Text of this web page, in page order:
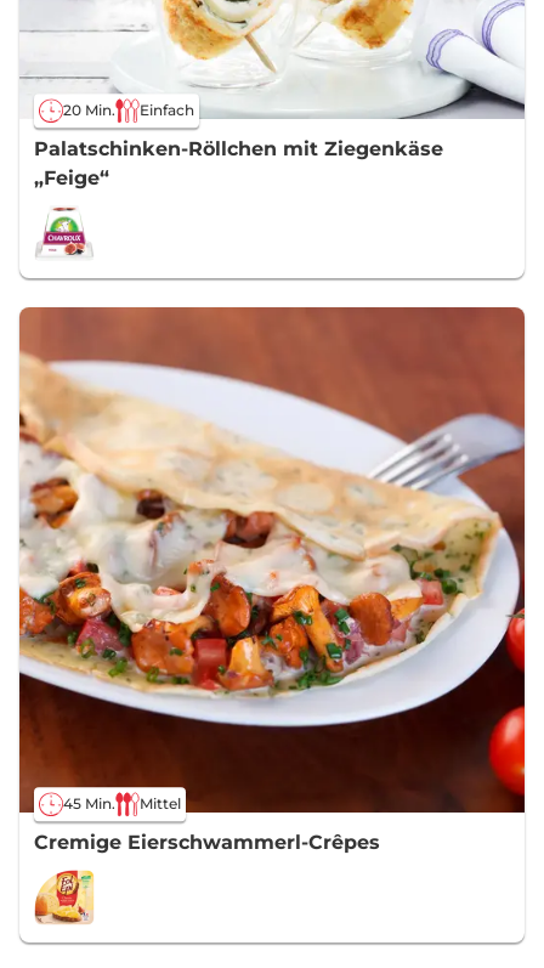
20 Min. Einfach
Palatschinken-Röllchen mit Ziegenkäse
„Feige“
45 Min. Mittel
Cremige Eierschwammerl-Crêpes